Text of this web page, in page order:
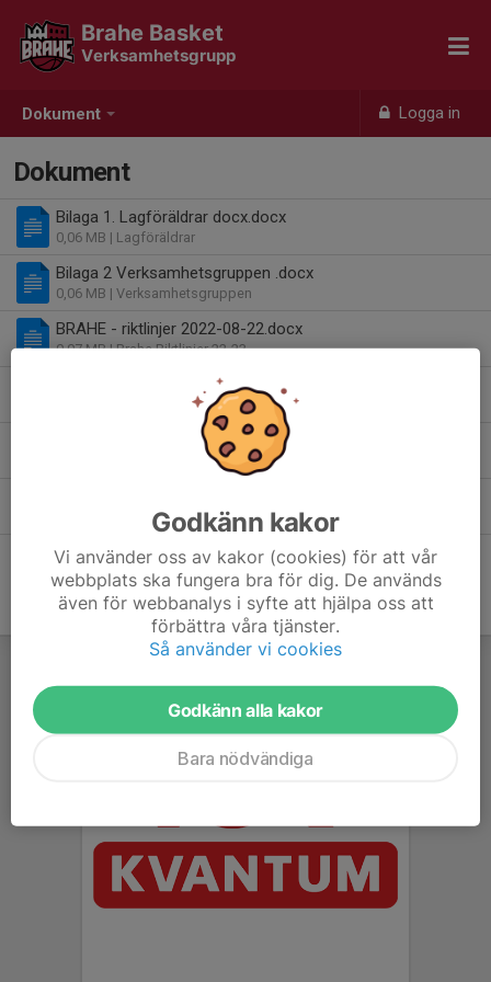
Dokument Logga in
Brahe Basket
Verksamhetsgrupp
Dokument
Bilaga 1. Lagföräldrar docx.docx
0,06 MB | Lagföräldrar
Bilaga 2 Verksamhetsgruppen .docx
0,06 MB | Verksamhetsgruppen
BRAHE - riktlinjer 2022-08-22.docx
0,07 MB | Brahe Riktlinjer 22-23
Info Coacher 2022-2023.docx
| Info coacher 2023
| Organisation Brahe 2019
| Svenska lag
Godkänn kakor
Vi använder oss av kakor (cookies) för att vår
webbplats ska fungera bra för dig. De används
även för webbanalys i syfte att hjälpa oss att
förbättra våra tjänster.
Så använder vi cookies
Godkänn alla kakor
Bara nödvändiga